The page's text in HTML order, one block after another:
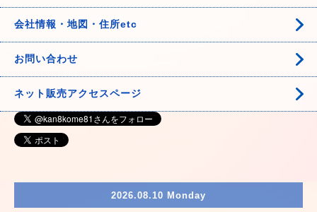
会社情報・地図・住所etc
お問い合わせ
ネット販売アクセスページ
2026.08.10 Monday